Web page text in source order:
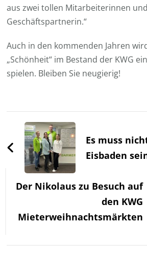
aus zwei tollen Mitarbeiterinnen
Geschäftspartnerin.“
Auch in den kommenden Jahren
„Schönheit“ im Bestand der KWG
spielen. Bleiben Sie neugierig!
Es muss
Eisbaden
Der Nikolaus zu Besuch auf
den KWG
Mieterweihnachtsmärkten